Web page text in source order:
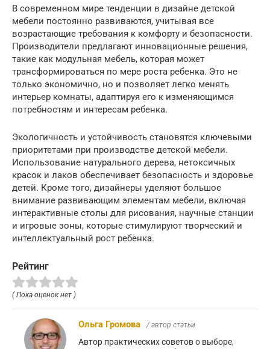
В современном мире тенденции в дизайне детской
мебели постоянно развиваются, учитывая все
возрастающие требования к комфорту и безопасности.
Производители предлагают инновационные решения,
такие как модульная мебель, которая может
трансформироваться по мере роста ребенка. Это не
только экономично, но и позволяет легко менять
интерьер комнаты, адаптируя его к изменяющимся
потребностям и интересам ребенка.
Экологичность и устойчивость становятся ключевыми
приоритетами при производстве детской мебели.
Использование натурального дерева, нетоксичных
красок и лаков обеспечивает безопасность и здоровье
детей. Кроме того, дизайнеры уделяют большое
внимание развивающим элементам мебели, включая
интерактивные столы для рисования, научные станции
и игровые зоны, которые стимулируют творческий и
интеллектуальный рост ребенка.
Рейтинг
( Пока оценок нет )
Ольга Громова / автор статьи
Автор практических советов о выборе,